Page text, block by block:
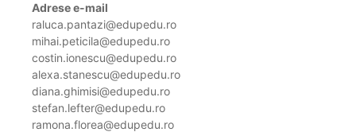
Adrese e-mail
raluca.pantazi@edupedu.ro
mihai.peticila@edupedu.ro
costin.ionescu@edupedu.ro
alexa.stanescu@edupedu.ro
diana.ghimisi@edupedu.ro
stefan.lefter@edupedu.ro
ramona.florea@edupedu.ro